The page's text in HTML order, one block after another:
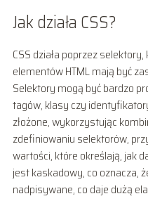
Jak działa CSS?
CSS działa poprzez
elementów HTML mają być
Selektory mogą być bardzo
tagów, klasy czy
złożone, wykorzystując
zdefiniowaniu selektorów,
wartości, które określają, jak
jest kaskadowy, co oznacza,
nadpisywane, co daje dużą